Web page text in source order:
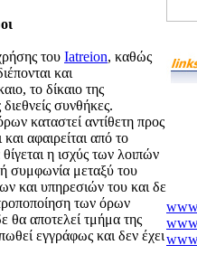
του Iatreion, καθώς
και
το δίκαιο της
συνθήκες.
καταστεί αντίθετη προς
αφαιρείται από το
η ισχύς των λοιπών
συμφωνία μεταξύ του
και υπηρεσιών του και δε
των όρων
θα αποτελεί τμήμα της
εγγράφως και δεν έχει